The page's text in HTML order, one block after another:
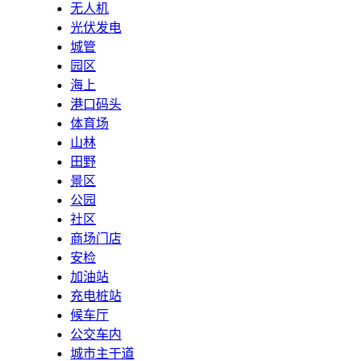
无人机
光伏发电
城管
园区
海上
港口码头
体育场
山林
田野
景区
公园
社区
商场门店
安检
加油站
充电桩站
候车厅
公交车内
城市主干道